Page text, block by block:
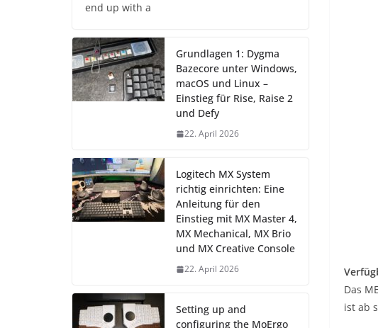
Das
ist ab
end up with a
Grundlagen 1: Dygma
Bazecore unter Windows,
macOS und Linux –
Einstieg für Rise, Raise 2
und Defy
22. April 2026
Logitech MX System
richtig einrichten: Eine
Anleitung für den
Einstieg mit MX Master 4,
MX Mechanical, MX Brio
und MX Creative Console
22. April 2026
Setting up and
configuring the MoErgo